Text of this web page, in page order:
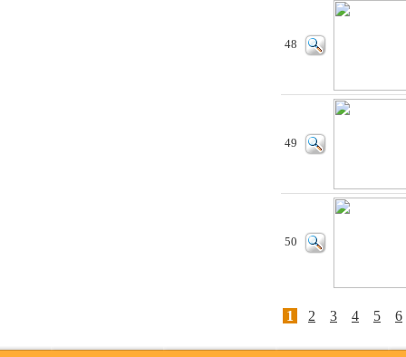
48
49
50
1 2 3 4 5 6